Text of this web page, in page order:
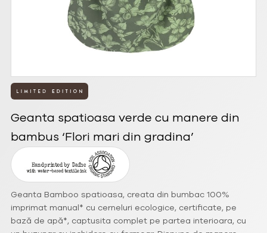
Geanta spatioasa verde cu manere din
bambus ‘Flori mari din gradina’
Geanta Bamboo spatioasa, creata din bumbac 100%
imprimat manual* cu cerneluri ecologice, certificate, pe
bază de apă*, captusita complet pe partea interioara, cu